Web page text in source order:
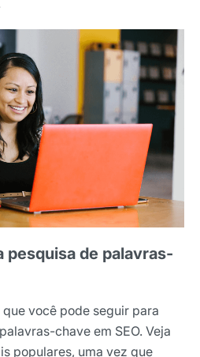
pesquisa de palavras-
você pode seguir para
chave em SEO. Veja
populares, uma vez que